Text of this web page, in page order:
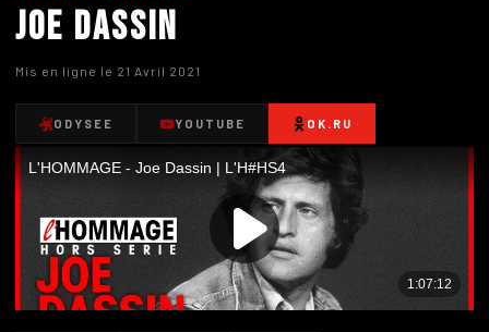
Joe Dassin
Mis en ligne le 21 Avril 2021
ODYSEE YOUTUBE OK.RU